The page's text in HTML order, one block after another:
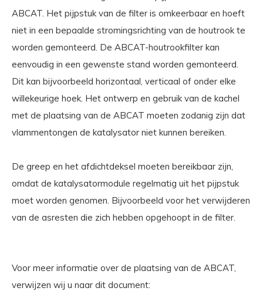
ABCAT. Het pijpstuk van de filter is omkeerbaar en hoeft
niet in een bepaalde stromingsrichting van de houtrook te
worden gemonteerd. De ABCAT-houtrookfilter kan
eenvoudig in een gewenste stand worden gemonteerd.
Dit kan bijvoorbeeld horizontaal, verticaal of onder elke
willekeurige hoek. Het ontwerp en gebruik van de kachel
met de plaatsing van de ABCAT moeten zodanig zijn dat
vlammentongen de katalysator niet kunnen bereiken.
De greep en het afdichtdeksel moeten bereikbaar zijn,
omdat de katalysatormodule regelmatig uit het pijpstuk
moet worden genomen. Bijvoorbeeld voor het verwijderen
van de asresten die zich hebben opgehoopt in de filter.
Voor meer informatie over de plaatsing van de ABCAT,
verwijzen wij u naar dit document: